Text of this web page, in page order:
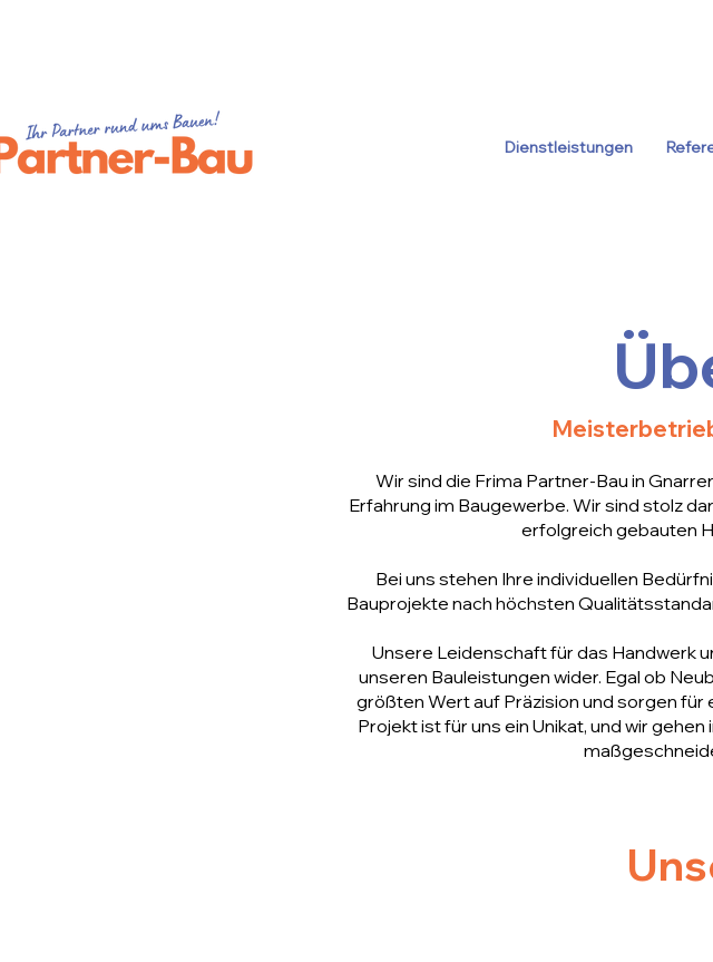
Dienstleistungen
Wir sind die Frima Partner-Bau in
Erfahrung im Baugewerbe. Wir sind stolz
erfolgreich gebauten
Bei uns stehen Ihre individuellen
Bauprojekte nach höchsten
Unsere Leidenschaft für das Handwerk
unseren Bauleistungen wider. Egal ob
größten Wert auf Präzision und sorgen
Projekt ist für uns ein Unikat, und wir